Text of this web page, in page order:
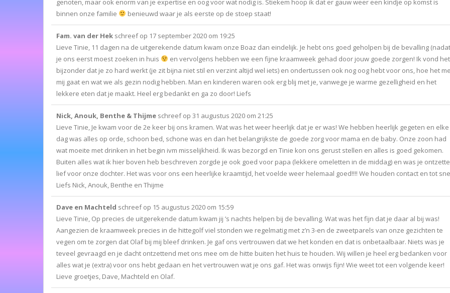
binnen onze familie
benieuwd waar je als eerste op de stoep staat!
Fam. van der Hek schreef op 17 september 2020 om 19:25
Lieve Tinie, 11 dagen na de uitgerekende datum kwam onze Boaz dan eindelijk. Je hebt ons goed geholpen bij de bevalling (nadat
je ons eerst moest zoeken in huis
en vervolgens hebben we een fijne kraamweek gehad door jouw goede zorgen! Ik vond het
bijzonder dat je zo hard werkt (je zit bijna niet stil en verzint altijd wel iets) en ondertussen ook nog oog hebt voor ons, hoe het
mij gaat en wat we als gezin nodig hebben. Man en kinderen waren ook erg blij met je, vanwege je warme gezelligheid en het
lekkere eten dat je maakt. Heel erg bedankt en ga zo door! Liefs
Nick, Anouk, Benthe & Thijme schreef op 31 augustus 2020 om 21:25
Lieve Tinie, Je kwam voor de 2e keer bij ons kramen. Wat was het weer heerlijk dat je er was! We hebben heerlijk gegeten en elke
dag was alles op orde, schoon bed, schone was en dan het belangrijkste de goede zorg voor mama en de baby. Onze zoon had
wat moeite met drinken in het begin ivm misselijkheid. Ik was bezorgd en Tinie kon ons gerust stellen en alles is goed gekomen.
Buiten alles wat ik hier boven heb beschreven zorgde je ook goed voor papa (lekkere omeletten in de middag) en was je
lief voor onze dochter. Het was voor ons een heerlijke kraamtijd, het voelde weer helemaal goed!!!! We houden contact en tot
Liefs Nick, Anouk, Benthe en Thijme
Dave en Machteld schreef op 15 augustus 2020 om 15:59
Lieve Tinie, Op precies de uitgerekende datum kwam jij ’s nachts helpen bij de bevalling. Wat was het fijn dat je daar al bij was!
Aangezien de kraamweek precies in de hittegolf viel stonden we regelmatig met z’n 3-en de zweetparels van onze gezichten te
vegen om te zorgen dat Olaf bij mij bleef drinken. Je gaf ons vertrouwen dat we het konden en dat is onbetaalbaar. Niets was je
teveel gevraagd en je dacht ontzettend met ons mee om de hitte buiten het huis te houden. Wij willen je heel erg bedanken voor
alles wat je (extra) voor ons hebt gedaan en het vertrouwen wat je ons gaf. Het was onwijs fijn! Wie weet tot een volgende keer!
Lieve groetjes, Dave, Machteld en Olaf.